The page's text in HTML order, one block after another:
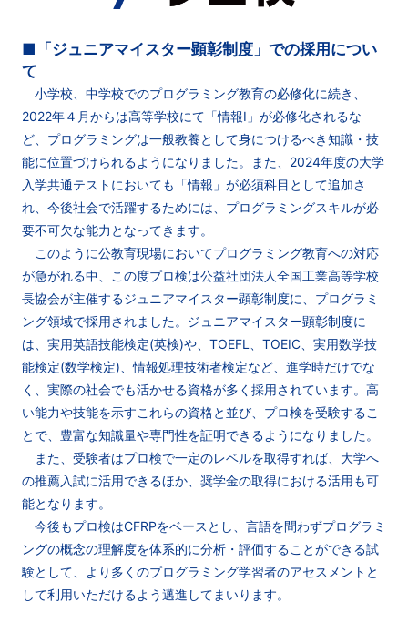
■「ジュニアマイスター顕彰制度」での採用につい
て
小学校、中学校でのプログラミング教育の必修化に続き、
2022年４月からは高等学校にて「情報Ⅰ」が必修化されるな
ど、プログラミングは一般教養として身につけるべき知識・技
能に位置づけられるようになりました。また、2024年度の大学
入学共通テストにおいても「情報」が必須科目として追加さ
れ、今後社会で活躍するためには、プログラミングスキルが必
要不可欠な能力となってきます。
このように公教育現場においてプログラミング教育への対応
が急がれる中、この度プロ検は公益社団法人全国工業高等学校
長協会が主催するジュニアマイスター顕彰制度に、プログラミ
ング領域で採用されました。ジュニアマイスター顕彰制度に
は、実用英語技能検定(英検)や、TOEFL、TOEIC、実用数学技
能検定(数学検定)、情報処理技術者検定など、進学時だけでな
く、実際の社会でも活かせる資格が多く採用されています。高
い能力や技能を示すこれらの資格と並び、プロ検を受験するこ
とで、豊富な知識量や専門性を証明できるようになりました。
また、受験者はプロ検で一定のレベルを取得すれば、大学へ
の推薦入試に活用できるほか、奨学金の取得における活用も可
能となります。
今後もプロ検はCFRPをベースとし、言語を問わずプログラミ
ングの概念の理解度を体系的に分析・評価することができる試
験として、より多くのプログラミング学習者のアセスメントと
して利用いただけるよう邁進してまいります。